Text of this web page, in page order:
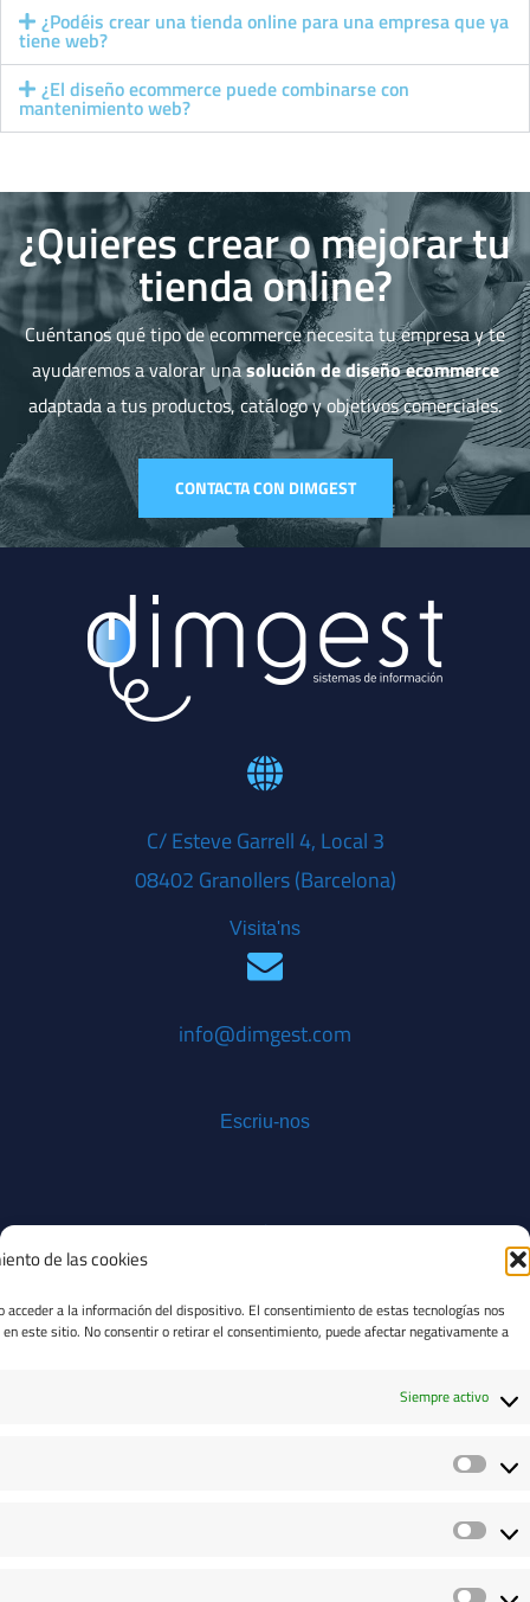
de las cookies
a la información del dispositivo. El consentimiento de estas tecnologías nos
este sitio. No consentir o retirar el consentimiento, puede afectar negativamente a
Siempre activo
¿Podéis crear una tienda online para una empresa que ya
tiene web?
¿El diseño ecommerce puede combinarse con
mantenimiento web?
¿Quieres crear o mejorar tu
tienda online?
Cuéntanos qué tipo de ecommerce necesita tu empresa y te
ayudaremos a valorar unasolución de diseño ecommerce
adaptada a tus productos, catálogo y objetivos comerciales.
CONTACTA CON DIMGEST
C/ Esteve Garrell 4, Local 3
08402 Granollers (Barcelona)
Visita'ns
info@dimgest.com
Escriu-nos
+34 93 100 14 43
Copyright © 2024 dimgest Sistemas de Información.